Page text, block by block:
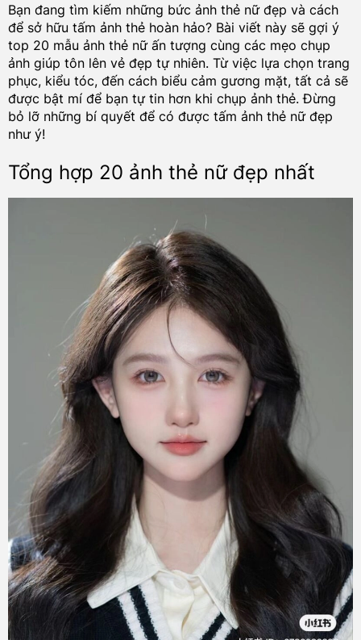
Bạn đang tìm kiếm những bức ảnh thẻ nữ đẹp và cách
để sở hữu tấm ảnh thẻ hoàn hảo? Bài viết này sẽ gợi ý
top 20 mẫu ảnh thẻ nữ ấn tượng cùng các mẹo chụp
ảnh giúp tôn lên vẻ đẹp tự nhiên. Từ việc lựa chọn trang
phục, kiểu tóc, đến cách biểu cảm gương mặt, tất cả sẽ
được bật mí để bạn tự tin hơn khi chụp ảnh thẻ. Đừng
bỏ lỡ những bí quyết để có được tấm ảnh thẻ nữ đẹp
như ý!
Tổng hợp 20 ảnh thẻ nữ đẹp nhất